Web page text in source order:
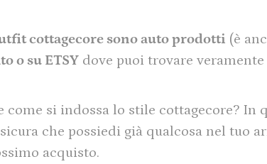
cottagecore sono auto prodotti (è
o su ETSY dove puoi trovare
come si indossa lo stile cottagecore? In
sicura che possiedi già qualcosa nel
acquisto.